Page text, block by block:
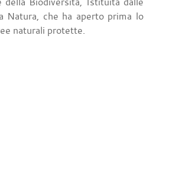
Natura, che ha aperto prima lo
naturali protette.